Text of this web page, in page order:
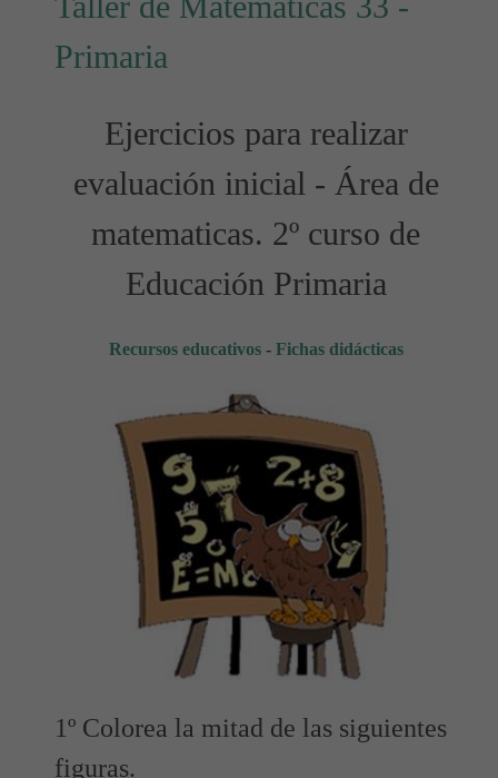
Primaria
Ejercicios para realizar
evaluación inicial - Área de
matematicas. 2º curso de
Educación Primaria
Recursos educativos- Fichas didácticas
1º Colorea la mitad de las siguientes
figuras.